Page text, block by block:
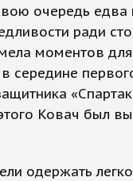
очередь едва
ради
моментов
середине
Ковач был
одержать